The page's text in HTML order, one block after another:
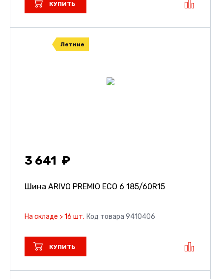
КУПИТЬ
Летние
3 641
Шина ARIVO PREMIO ECO 6 185/60R15
На складе > 16 шт. Код товара 9410406
КУПИТЬ